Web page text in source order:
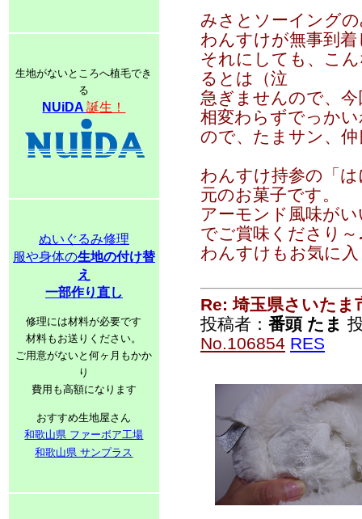
生地がないところへ植毛でき
る
NUiDA誕生！
ぬいぐるみ修理
服や身体の生地の付け替
え
一部作り直し
修理には材料が必要です
材料もお送りください。
ご用意がないと何ヶ月もかか
り
費用も高額になります
おすすめ生地屋さん
和歌山県 ファーボア工場
和歌山県 サンプラス
みさとソーイング
わんすけが無事到
それにしても、こ
るとは（泣
急ぎませんので、
相変わらずでっか
ので、たまサン、
わんすけ持参の「
元のお菓子です。
アーモンド風味が
でご賞味くださり～
わんすけもお気に入
Re: 埼玉県さいたま
投稿者： 番頭 たま
No.106854 RES